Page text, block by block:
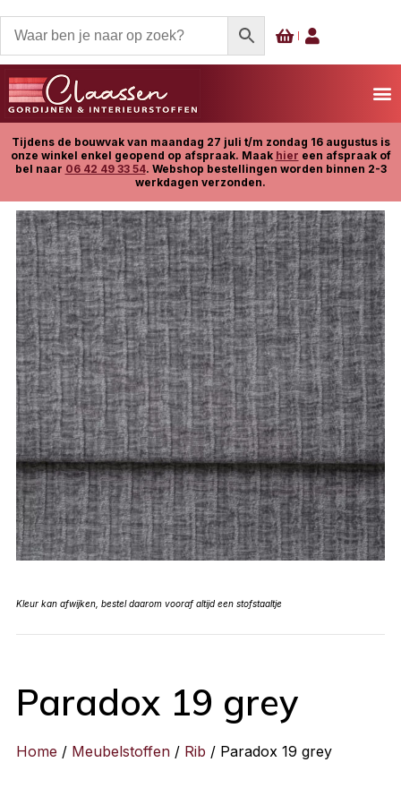
Tijdens de bouwvak van maandag 27 juli t/m zondag 16 augustus is
onze winkel enkel geopend op afspraak. Maak hier een afspraak of
bel naar 06 42 49 33 54. Webshop bestellingen worden binnen 2-3
werkdagen verzonden.
Kleur kan afwijken, bestel daarom vooraf altijd een stofstaaltje
Paradox 19 grey
Home / Meubelstoffen / Rib / Paradox 19 grey